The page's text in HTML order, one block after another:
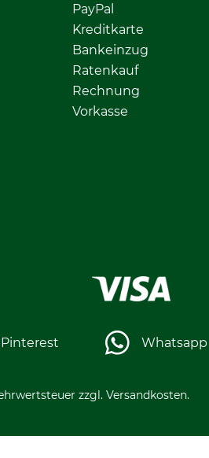
PayPal
Kreditkarte
Bankeinzug
Ratenkauf
Rechnung
Vorkasse
Pinterest Whatsapp
zzgl. Versandkosten.